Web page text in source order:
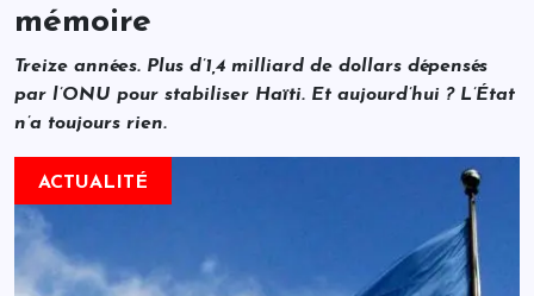
mémoire
Treize années. Plus d’1,4 milliard de dollars dépensés
par l’ONU pour stabiliser Haïti. Et aujourd’hui ? L’État
n’a toujours rien.
ACTUALITÉ